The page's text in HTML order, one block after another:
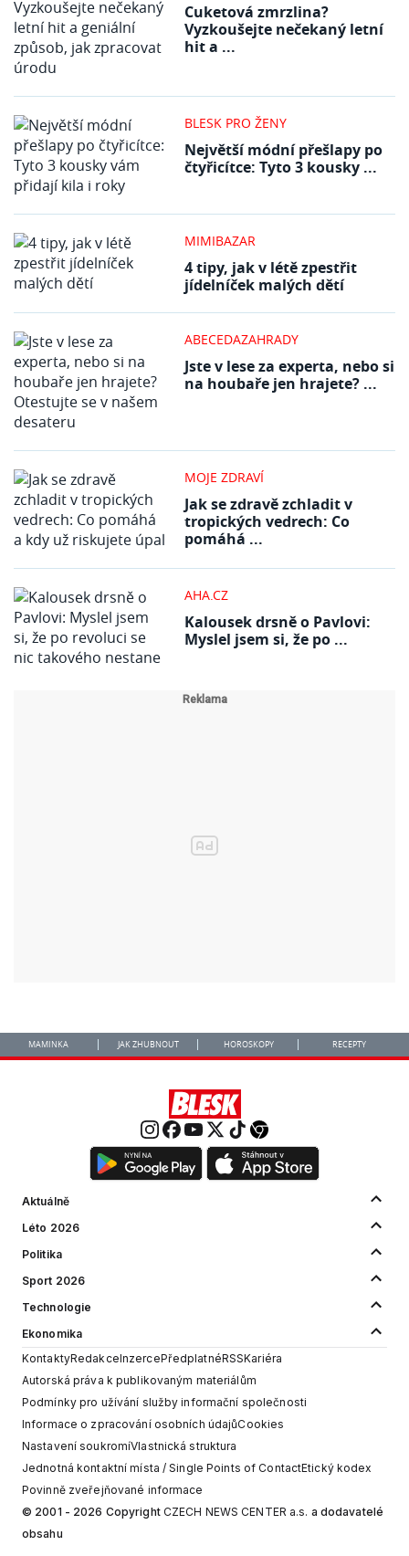
Cuketová zmrzlina?
Vyzkoušejte nečekaný letní
hit a ...
BLESK PRO ŽENY
Největší módní přešlapy po
čtyřicítce: Tyto 3 kousky ...
MIMIBAZAR
4 tipy, jak v létě zpestřit
jídelníček malých dětí
ABECEDAZAHRADY
Jste v lese za experta, nebo si
na houbaře jen hrajete? ...
MOJE ZDRAVÍ
Jak se zdravě zchladit v
tropických vedrech: Co
pomáhá ...
AHA.CZ
Kalousek drsně o Pavlovi:
Myslel jsem si, že po ...
MAMINKA JAK ZHUBNOUT HOROSKOPY RECEPTY
Aktuálně
Léto 2026
Politika
Sport 2026
Technologie
Ekonomika
KontaktyRedakceInzercePředplatnéRSSKariéra
Autorská práva k publikovaným materiálům
Podmínky pro užívání služby informační společnosti
Informace o zpracování osobních údajůCookies
Nastavení soukromíVlastnická struktura
Jednotná kontaktní místa / Single Points of ContactEtický kodex
Povinně zveřejňované informace
© 2001 - 2026 Copyright CZECH NEWS CENTER a.s. a dodavatelé
obsahu